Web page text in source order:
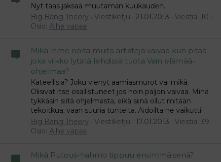
Nyt taas jaksaa muutaman kuukauden.
Big Bang Theory
Viestiketju 21.01.2013
Viestiä: 10
Osio: Aihe vapaa
Mikä ihme noita muita artisteja vaivaa kun pitää
joka viikko lytätä lehdissä tuota Vain elämää-
ohjelmaa?
Kateellisia? Joku vienyt aamiasmurot vai mikä.
Olisivat itse osallistuneet jos noin paljon vaivaa. Minä
tykkäsin siitä ohjelmasta, eikä siinä ollut mitään
tekoitkua, vaan suuria tunteita. Aidoilta ne vaikutti!
Big Bang Theory
Viestiketju 17.01.2013
Viestiä: 39
Osio: Aihe vapaa
Mikä Putous-hahmo tippuu ensimmäisenä?